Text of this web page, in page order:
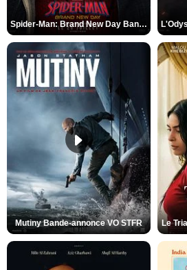
Spider-Man: Brand New Day Bande-annonce VO STFR
Mutiny Bande-annonce VO STFR Le